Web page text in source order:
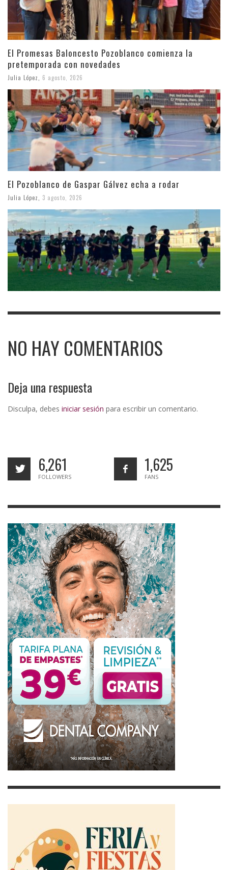
El Promesas Baloncesto Pozoblanco comienza la
pretemporada con novedades
Julia López 6 agosto, 2026
El Pozoblanco de Gaspar Gálvez echa a rodar
Julia López 3 agosto, 2026
NO HAY COMENTARIOS
Deja una respuesta
Disculpa, debes iniciar sesión para escribir un comentario.
6,261
FOLLOWERS
1,625
FANS